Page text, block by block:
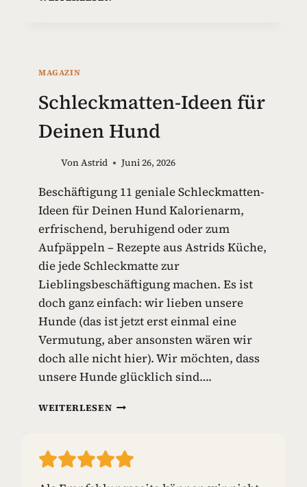
F
E
I
H
N
D
E
P
I
E
L
Z
E
U
G
MAGAZIN
Schleckmatten-Ideen für
Deinen Hund
VonAstrid Juni 26, 2026
Beschäftigung 11 geniale Schleckmatten-
Ideen für Deinen Hund Kalorienarm,
erfrischend, beruhigend oder zum
Aufpäppeln – Rezepte aus Astrids Küche,
die jede Schleckmatte zur
Lieblingsbeschäftigung machen. Es ist
doch ganz einfach: wir lieben unsere
Hunde (das ist jetzt erst einmal eine
Vermutung, aber ansonsten wären wir
doch alle nicht hier). Wir möchten, dass
unsere Hunde glücklich sind….
WEITERLESENS
E